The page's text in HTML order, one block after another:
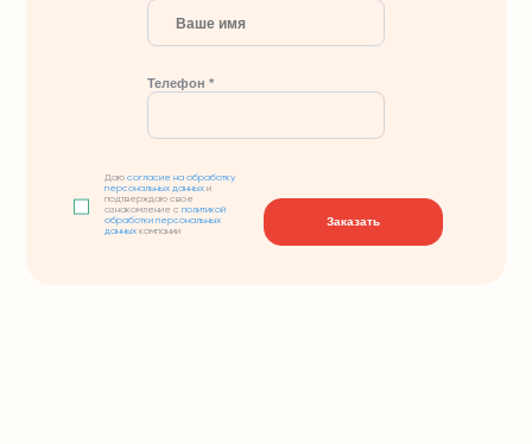
Телефон *
Даюсогласие на обработку
персональных данных и
подтверждаю свое
ознакомление сполитикой
обработки персональных
данных компании
Заказать